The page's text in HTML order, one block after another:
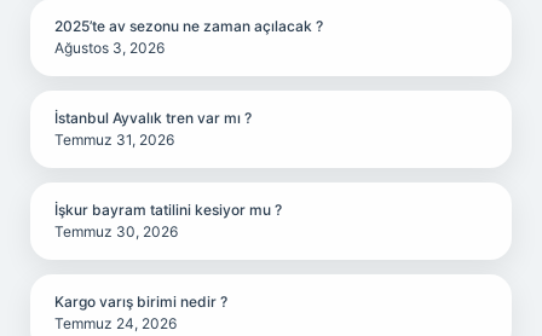
2025’te av sezonu ne zaman açılacak ?
Ağustos 3, 2026
İstanbul Ayvalık tren var mı ?
Temmuz 31, 2026
İşkur bayram tatilini kesiyor mu ?
Temmuz 30, 2026
Kargo varış birimi nedir ?
Temmuz 24, 2026